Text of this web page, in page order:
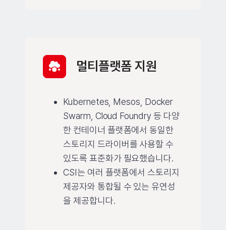
멀티플랫폼 지원
Kubernetes, Mesos, Docker
Swarm, Cloud Foundry 등 다양
한 컨테이너 플랫폼에서 동일한
스토리지 드라이버를 사용할 수
있도록 표준화가 필요했습니다.
CSI는 여러 플랫폼에서 스토리지
제공자와 통합될 수 있는 유연성
을 제공합니다.